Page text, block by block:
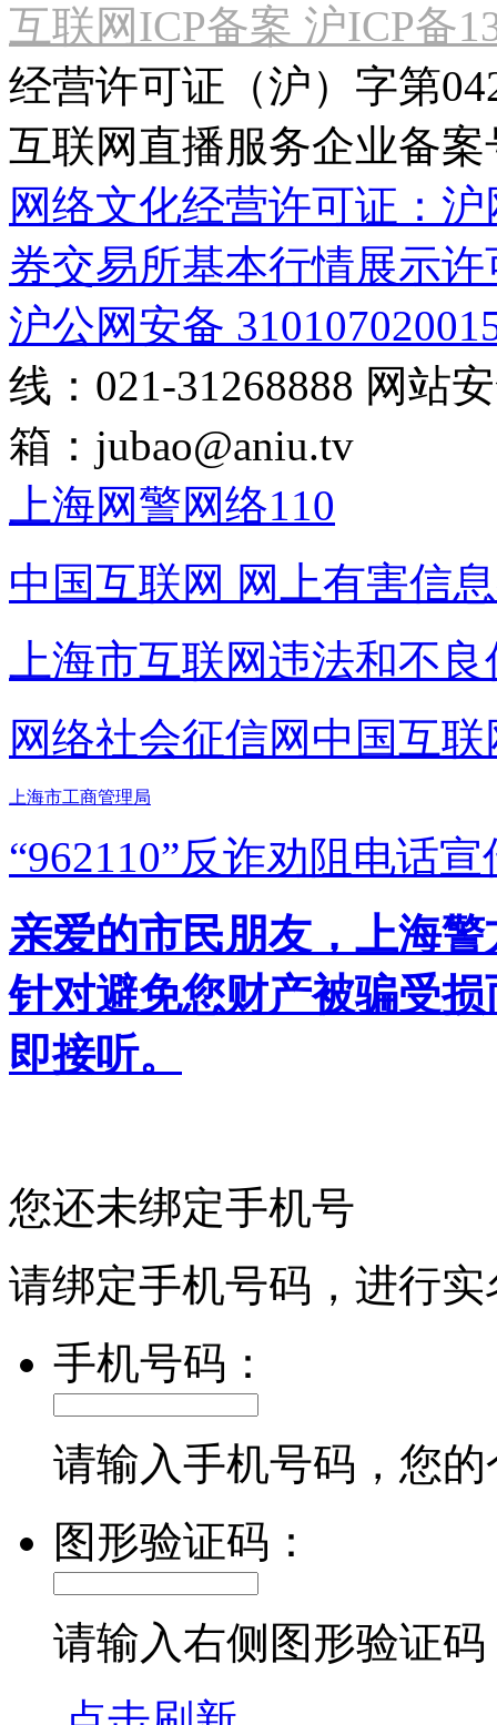
互联网ICP备案 沪ICP备
经营许可证（沪）字第
互联网直播服务企业备案
网络文化经营许可证：
券交易所基本行情展示许
沪公网安备
线：021-31268888 网站
箱： jubao@aniu.tv
上海网警网络110
中国互联网 网上有害信
上海市互联网违法和不
网络社会征信网 中国互
上海市工商管理局
“962110”反诈劝阻电话宣
亲爱的市民朋友，上海
针对避免您财产被骗受
即接听。
您还未绑定手机号
请绑定手机号码，进行
手机号码：
请输入手机号码，您
图形验证码：
请输入右侧图形验证码